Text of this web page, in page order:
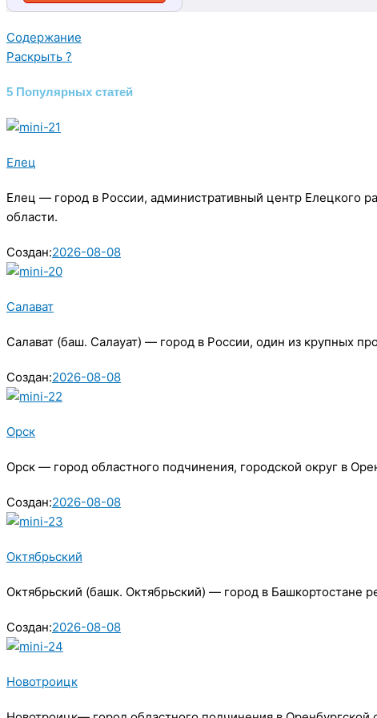
Содержание
Раскрыть ?
5 Популярных статей
Елец
Елец — город в России, административный центр Елецкого
области.
Создан:2026-08-08
Салават
Салават (баш. Салауат) — город в России, один из крупных
Создан:2026-08-08
Орск
Орск — город областного подчинения, городской округ в
Создан:2026-08-08
Октябрьский
Октябрьский (башк. Октябрьский) — город в Башкортостане
Создан:2026-08-08
Новотроицк